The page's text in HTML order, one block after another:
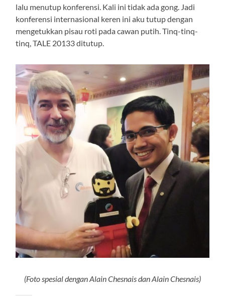
lalu menutup konferensi. Kali ini tidak ada gong. Jadi
konferensi internasional keren ini aku tutup dengan
mengetukkan pisau roti pada cawan putih. Tinq-tinq-
tinq, TALE 20133 ditutup.
(Foto spesial dengan Alain Chesnais dan Alain Chesnais)